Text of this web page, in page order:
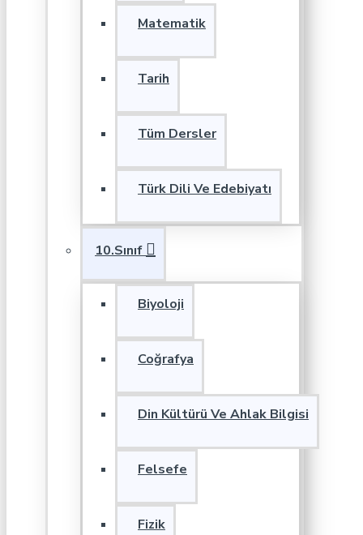
Matematik
Tarih
Tüm Dersler
Türk Dili Ve Edebiyatı
10.Sınıf
Biyoloji
Coğrafya
Din Kültürü Ve Ahlak Bilgisi
Felsefe
Fizik